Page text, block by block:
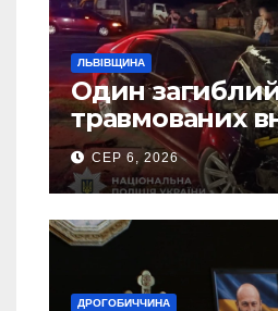
ЛЬВІВЩИНА
Один
травмованих
ДТП на
СЕР 6, 2026
ДРОГОБИЧЧИНА